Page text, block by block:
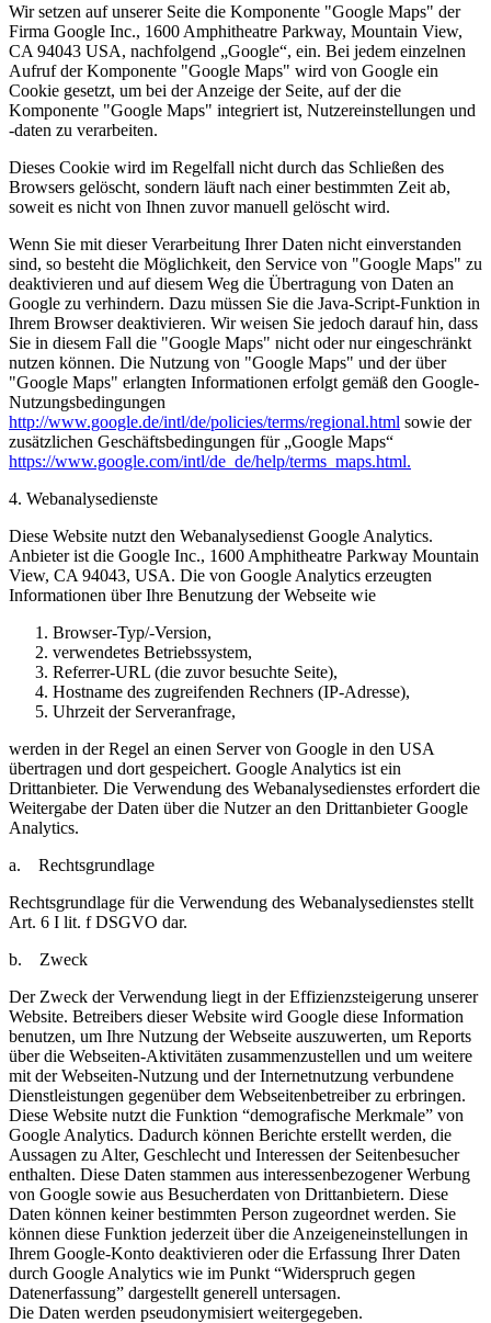
Wir setzen auf unserer Seite die Komponente "Google Maps" der
Firma Google Inc., 1600 Amphitheatre Parkway, Mountain View,
CA 94043 USA, nachfolgend „Google“, ein. Bei jedem einzelnen
Aufruf der Komponente "Google Maps" wird von Google ein
Cookie gesetzt, um bei der Anzeige der Seite, auf der die
Komponente "Google Maps" integriert ist, Nutzereinstellungen und
-daten zu verarbeiten.
Dieses Cookie wird im Regelfall nicht durch das Schließen des
Browsers gelöscht, sondern läuft nach einer bestimmten Zeit ab,
soweit es nicht von Ihnen zuvor manuell gelöscht wird.
Wenn Sie mit dieser Verarbeitung Ihrer Daten nicht einverstanden
sind, so besteht die Möglichkeit, den Service von "Google Maps" zu
deaktivieren und auf diesem Weg die Übertragung von Daten an
Google zu verhindern. Dazu müssen Sie die Java-Script-Funktion in
Ihrem Browser deaktivieren. Wir weisen Sie jedoch darauf hin, dass
Sie in diesem Fall die "Google Maps" nicht oder nur eingeschränkt
nutzen können. Die Nutzung von "Google Maps" und der über
"Google Maps" erlangten Informationen erfolgt gemäß den Google-
Nutzungsbedingungen
http://www.google.de/intl/de/policies/terms/regional.html sowie der
zusätzlichen Geschäftsbedingungen für „Google Maps“
https://www.google.com/intl/de_de/help/terms_maps.html.
4. Webanalysedienste
Diese Website nutzt den Webanalysedienst Google Analytics.
Anbieter ist die Google Inc., 1600 Amphitheatre Parkway Mountain
View, CA 94043, USA. Die von Google Analytics erzeugten
Informationen über Ihre Benutzung der Webseite wie
Browser-Typ/-Version,
verwendetes Betriebssystem,
Referrer-URL (die zuvor besuchte Seite),
Hostname des zugreifenden Rechners (IP-Adresse),
Uhrzeit der Serveranfrage,
werden in der Regel an einen Server von Google in den USA
übertragen und dort gespeichert. Google Analytics ist ein
Drittanbieter. Die Verwendung des Webanalysedienstes erfordert die
Weitergabe der Daten über die Nutzer an den Drittanbieter Google
Analytics.
a. Rechtsgrundlage
Rechtsgrundlage für die Verwendung des Webanalysedienstes stellt
Art. 6 I lit. f DSGVO dar.
b. Zweck
Der Zweck der Verwendung liegt in der Effizienzsteigerung unserer
Website. Betreibers dieser Website wird Google diese Information
benutzen, um Ihre Nutzung der Webseite auszuwerten, um Reports
über die Webseiten-Aktivitäten zusammenzustellen und um weitere
mit der Webseiten-Nutzung und der Internetnutzung verbundene
Dienstleistungen gegenüber dem Webseitenbetreiber zu erbringen.
Diese Website nutzt die Funktion “demografische Merkmale” von
Google Analytics. Dadurch können Berichte erstellt werden, die
Aussagen zu Alter, Geschlecht und Interessen der Seitenbesucher
enthalten. Diese Daten stammen aus interessenbezogener Werbung
von Google sowie aus Besucherdaten von Drittanbietern. Diese
Daten können keiner bestimmten Person zugeordnet werden. Sie
können diese Funktion jederzeit über die Anzeigeneinstellungen in
Ihrem Google-Konto deaktivieren oder die Erfassung Ihrer Daten
durch Google Analytics wie im Punkt “Widerspruch gegen
Datenerfassung” dargestellt generell untersagen.
Die Daten werden pseudonymisiert weitergegeben.